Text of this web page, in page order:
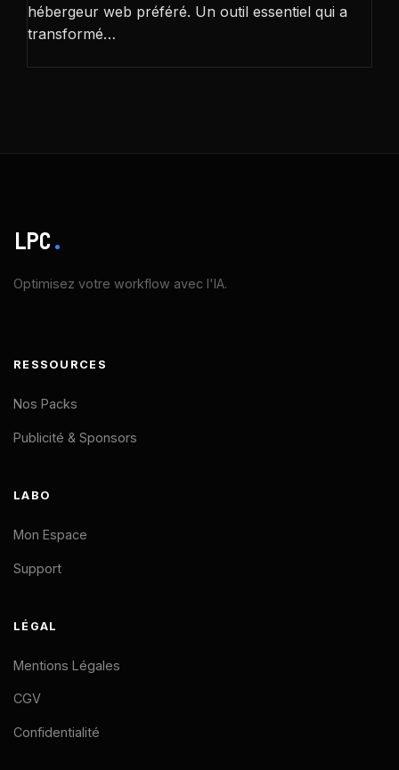
hébergeur web préféré. Un outil essentiel qui a
transformé…
LPC.
Optimisez votre workflow avec l'IA.
RESSOURCES
Nos Packs
Publicité & Sponsors
LABO
Mon Espace
Support
LÉGAL
Mentions Légales
CGV
Confidentialité